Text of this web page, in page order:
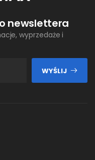
newslettera
wyprzedaże i
WYŚLIJ